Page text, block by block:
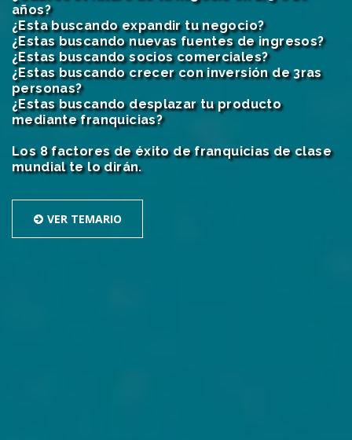
años?
¿Esta buscando expandir tu negocio?
¿Estas buscando nuevas fuentes de ingresos?
¿Estas buscando socios comerciales?
¿Estas buscando crecer con inversión de 3ras
personas?
¿Estas buscando desplazar tu producto
mediante franquicias?
Los 8 factores de éxito de franquicias de clase
mundial te lo dirán.
VER TEMARIO